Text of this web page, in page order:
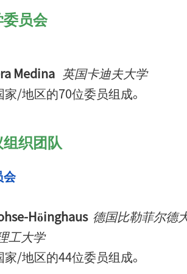
员会
Medina 英国卡迪夫大学
/地区的70位委员组成。
织团队
会
Höinghaus 德国比勒菲尔德
工大学
/地区的44位委员组成。